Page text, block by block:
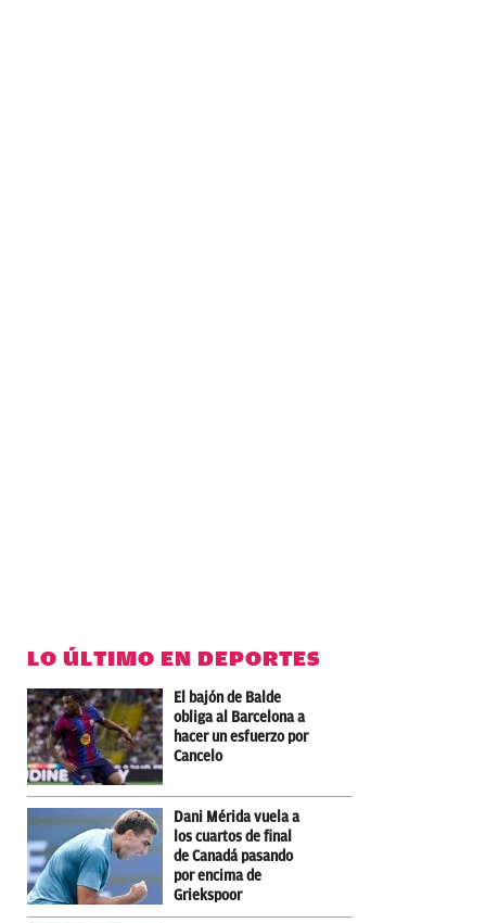
LO ÚLTIMO EN DEPORTES
El bajón de Balde
obliga al Barcelona a
hacer un esfuerzo por
Cancelo
Dani Mérida vuela a
los cuartos de final
de Canadá pasando
por encima de
Griekspoor